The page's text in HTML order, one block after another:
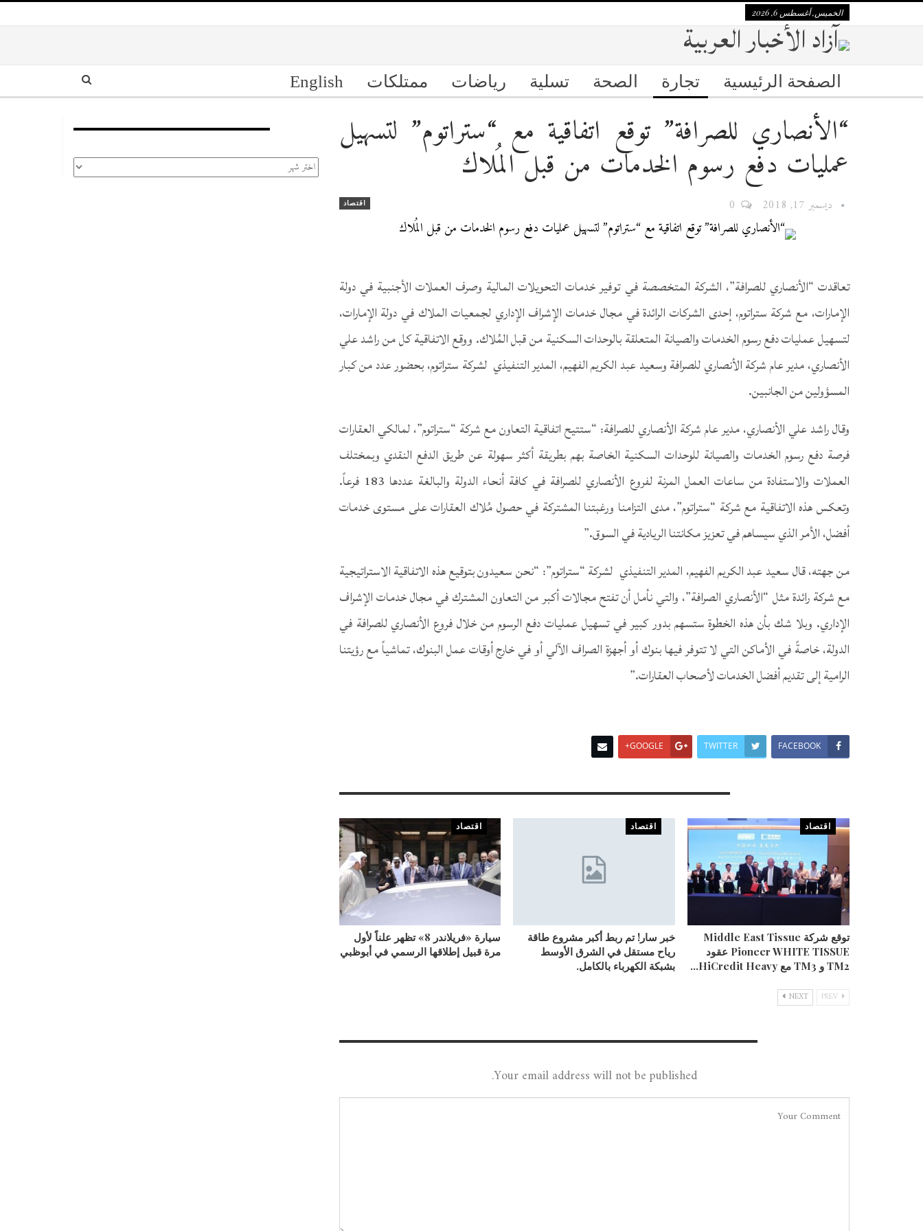
الخميس, أغسطس 6, 2026
الصفحة الرئيسية تجارة الصحة تسلية رياضات ممتلكات English
“الأنصاري للصرافة” توقع اتفاقية مع “ستراتوم” لتسهيل
عمليات دفع رسوم الخدمات من قبل المُلاك
اقتصاد ديسمبر 17, 2018
تعاقدت “الأنصاري للصرافة”، الشركة المتخصصة في توفير خدمات التحويلات المالية وصرف العملات الأجنبية في دولة
الإمارات، مع شركة ستراتوم، إحدى الشركات الرائدة في مجال خدمات الإشراف الإداري لجمعيات الملاك في دولة الإمارات،
لتسهيل عمليات دفع رسوم الخدمات والصيانة المتعلقة بالوحدات السكنية من قبل المُلاك. ووقع الاتفاقية كل من راشد علي
الأنصاري، مدير عام شركة الأنصاري للصرافة وسعيد عبد الكريم الفهيم، المدير التنفيذي لشركة ستراتوم، بحضور عدد من كبار
المسؤولين من الجانبين.
وقال راشد علي الأنصاري، مدير عام شركة الأنصاري للصرافة: “ستتيح اتفاقية التعاون مع شركة “ستراتوم”، لمالكي العقارات
فرصة دفع رسوم الخدمات والصيانة للوحدات السكنية الخاصة بهم بطريقة أكثر سهولة عن طريق الدفع النقدي وبمختلف
العملات والاستفادة من ساعات العمل المرنة لفروع الأنصاري للصرافة في كافة أنحاء الدولة والبالغة عددها 183 فرعاً.
وتعكس هذه الاتفاقية مع شركة “ستراتوم”، مدى التزامنا ورغبتنا المشتركة في حصول مُلاك العقارات على مستوى خدمات
أفضل، الأمر الذي سيساهم في تعزيز مكانتنا الريادية في السوق.”
من جهته، قال سعيد عبد الكريم الفهيم، المدير التنفيذي لشركة “ستراتوم”: “نحن سعيدون بتوقيع هذه الاتفاقية الاستراتيجية
مع شركة رائدة مثل “الأنصاري الصرافة”، والتي نأمل أن تفتح مجالات أكبر من التعاون المشترك في مجال خدمات الإشراف
الإداري. وبلا شك بأن هذه الخطوة ستسهم بدور كبير في تسهيل عمليات دفع الرسوم من خلال فروع الأنصاري للصرافة في
الدولة، خاصةً في الأماكن التي لا تتوفر فيها بنوك أو أجهزة الصراف الآلي أو في خارج أوقات عمل البنوك، تماشياً مع رؤيتنا
الرامية إلى تقديم أفضل الخدمات لأصحاب العقارات.”
FACEBOOK
TWITTER
GOOGLE+
اقتصاد
توقع شركة Middle East Tissue
Pioneer WHITE TISSUE عقود
TM2 و TM3 مع HiCredit Heavy…
اقتصاد
خبر سار! تم ربط أكبر مشروع طاقة
رياح مستقل في الشرق الأوسط
بشبكة الكهرباء بالكامل.
اقتصاد
سيارة «فريلاندر 8» تظهر علناً لأول
مرة قبيل إطلاقها الرسمي في أبوظبي
NEXT
Your email address will not be published.
الأرشيف